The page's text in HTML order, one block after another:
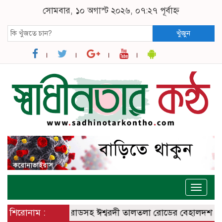
সোমবার, ১০ অগাস্ট ২০২৬, ০৭:২৭ পূর্বাহ্ন
খুঁজুন
Toggle
শিরোনাম :
– বানেশ্বর রোডসহ ঈশ্বরদী তালতলা রোডের বেহালদশা